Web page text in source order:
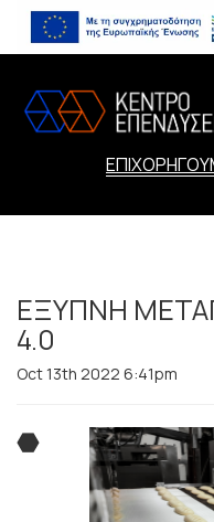
ΕΞΥΠΝΗ
4.0
Oct 13th 2022 6:41pm
⬣